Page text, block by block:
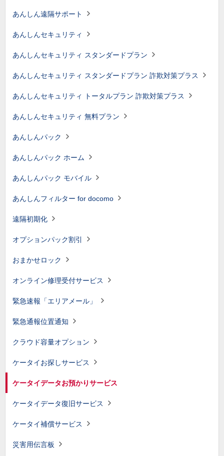
あんしん遠隔サポート
あんしんセキュリティ
あんしんセキュリティ スタンダードプラン
あんしんセキュリティ スタンダードプラン 詐欺対策プラス
あんしんセキュリティ トータルプラン 詐欺対策プラス
あんしんセキュリティ 無料プラン
あんしんパック
あんしんパック ホーム
あんしんパック モバイル
あんしんフィルター for docomo
遠隔初期化
オプションパック割引
おまかせロック
オンライン修理受付サービス
緊急速報「エリアメール」
緊急通報位置通知
クラウド容量オプション
ケータイお探しサービス
ケータイデータお預かりサービス
ケータイデータ復旧サービス
ケータイ補償サービス
災害用伝言板